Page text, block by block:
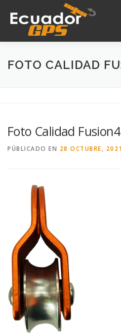
contenido
INICIO NOSOTROS
FOTO CALIDAD
Foto Calidad Fusion4
PÚBLICADO EN 28 OCTUBRE, 2021